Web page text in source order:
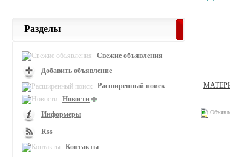
Разделы
Свежие объявления
Добавить объявление
Расширенный поиск
Новости
Информеры
Rss
Контакты